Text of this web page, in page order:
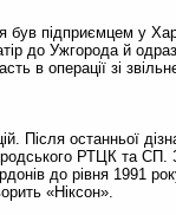
підприємцем у
до Ужгорода й
в операції зі
Після останньої
РТЦК та СП.
до рівня 1991
«Ніксон».